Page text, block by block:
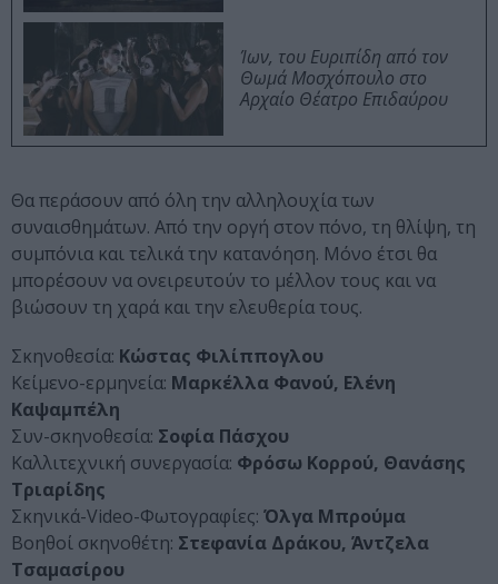
Ίων, του Ευριπίδη από τον
Θωμά Μοσχόπουλο στο
Αρχαίο Θέατρο Επιδαύρου
Θα περάσουν από όλη την αλληλουχία των
συναισθημάτων. Από την οργή στον πόνο, τη θλίψη, τη
συμπόνια και τελικά την κατανόηση. Μόνο έτσι θα
μπορέσουν να ονειρευτούν το μέλλον τους και να
βιώσουν τη χαρά και την ελευθερία τους.
Σκηνοθεσία: Κώστας Φιλίππογλου
Κείμενο-ερμηνεία: Μαρκέλλα Φανού, Ελένη
Καψαμπέλη
Συν-σκηνοθεσία: Σοφία Πάσχου
Καλλιτεχνική συνεργασία: Φρόσω Κορρού, Θανάσης
Τριαρίδης
Σκηνικά-Video-Φωτογραφίες: Όλγα Μπρούμα
Βοηθοί σκηνοθέτη: Στεφανία Δράκου, Άντζελα
Τσαμασίρου